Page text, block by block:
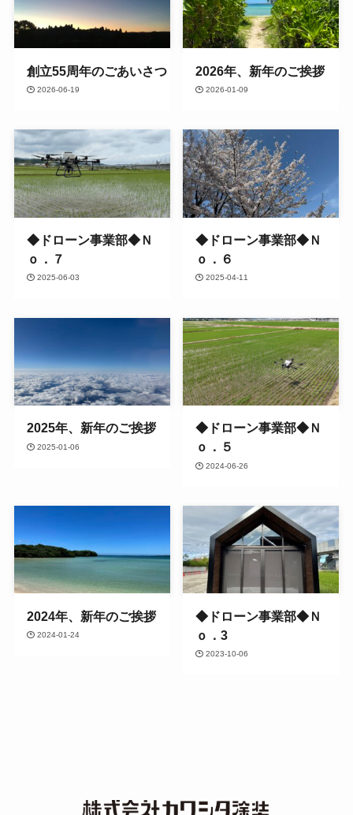
創立55周年のごあいさつ
2026-06-19
2026年、新年のご挨拶
2026-01-09
◆ドローン事業部◆Ｎ
ｏ．７
2025-06-03
◆ドローン事業部◆Ｎ
ｏ．６
2025-04-11
2025年、新年のご挨拶
2025-01-06
◆ドローン事業部◆Ｎ
ｏ．５
2024-06-26
2024年、新年のご挨拶
2024-01-24
◆ドローン事業部◆Ｎ
ｏ．3
2023-10-06